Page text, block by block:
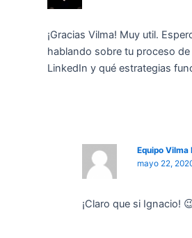
¡Gracias Vilma! Muy util.
hablando sobre tu proceso
LinkedIn y qué estrategias
Equipo Vilma
mayo 22,
¡Claro que si Ignacio!